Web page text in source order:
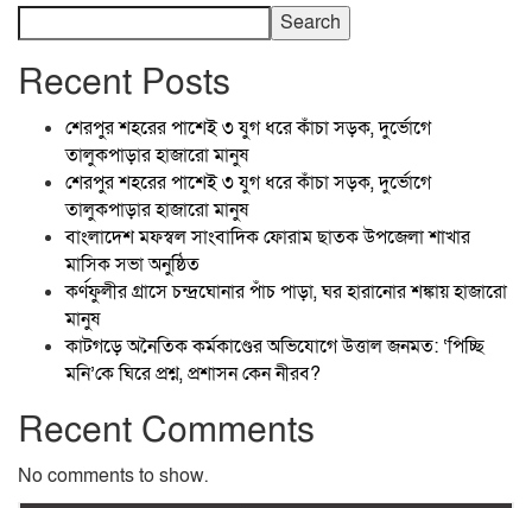
Search
Recent Posts
শেরপুর শহরের পাশেই ৩ যুগ ধরে কাঁচা সড়ক, দুর্ভোগে
তালুকপাড়ার হাজারো মানুষ
শেরপুর শহরের পাশেই ৩ যুগ ধরে কাঁচা সড়ক, দুর্ভোগে
তালুকপাড়ার হাজারো মানুষ
বাংলাদেশ মফস্বল সাংবাদিক ফোরাম ছাতক উপজেলা শাখার
মাসিক সভা অনুষ্ঠিত
কর্ণফুলীর গ্রাসে চন্দ্রঘোনার পাঁচ পাড়া, ঘর হারানোর শঙ্কায় হাজারো
মানুষ
কাটগড়ে অনৈতিক কর্মকাণ্ডের অভিযোগে উত্তাল জনমত: ‘পিচ্ছি
মনি’কে ঘিরে প্রশ্ন, প্রশাসন কেন নীরব?
Recent Comments
No comments to show.